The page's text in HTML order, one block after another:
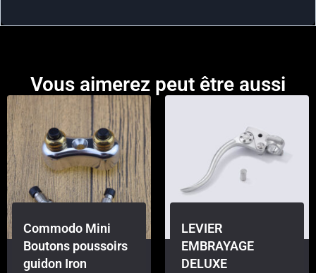
Vous aimerez peut être aussi
Commodo Mini
Boutons poussoirs
guidon Iron
LEVIER
EMBRAYAGE
DELUXE